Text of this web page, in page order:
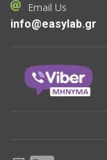
Email Us
info@easylab.gr